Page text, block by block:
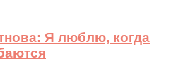
Я люблю, когда